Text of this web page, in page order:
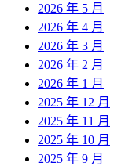
2026 年 5 月
2026 年 4 月
2026 年 3 月
2026 年 2 月
2026 年 1 月
2025 年 12 月
2025 年 11 月
2025 年 10 月
2025 年 9 月